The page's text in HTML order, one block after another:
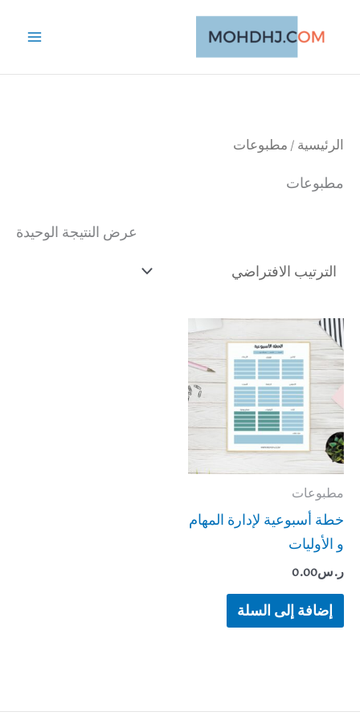
الرئيسية / مطبوعات
مطبوعات
عرض النتيجة الوحيدة
مطبوعات
خطة أسبوعية لإدارة المهام
و الأوليات
ر.س0.00
إضافة إلى السلة